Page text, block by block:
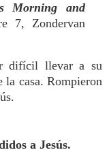
Morning and
7, Zondervan
difícil llevar a su
la casa. Rompieron
a Jesús.